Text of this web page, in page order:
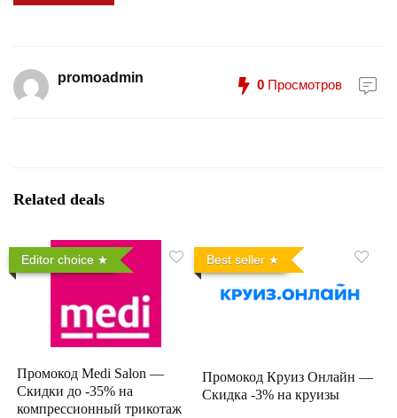
promoadmin 0 Просмотров
Related deals
Editor choice
Промокод Medi Salon —
Скидки до -35% на
компрессионный трикотаж
Best seller
Промокод Круиз Онлайн —
Скидка -3% на круизы